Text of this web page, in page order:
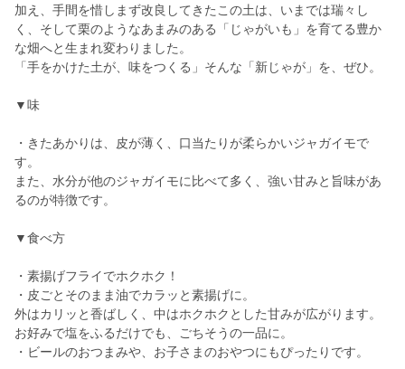
加え、手間を惜しまず改良してきたこの土は、いまでは瑞々し
く、そして栗のようなあまみのある「じゃがいも」を育てる豊か
な畑へと生まれ変わりました。
「手をかけた土が、味をつくる」そんな「新じゃが」を、ぜひ。
▼味
・きたあかりは、皮が薄く、口当たりが柔らかいジャガイモで
す。
また、水分が他のジャガイモに比べて多く、強い甘みと旨味があ
るのが特徴です。
▼食べ方
・素揚げフライでホクホク！
・皮ごとそのまま油でカラッと素揚げに。
外はカリッと香ばしく、中はホクホクとした甘みが広がります。
お好みで塩をふるだけでも、ごちそうの一品に。
・ビールのおつまみや、お子さまのおやつにもぴったりです。